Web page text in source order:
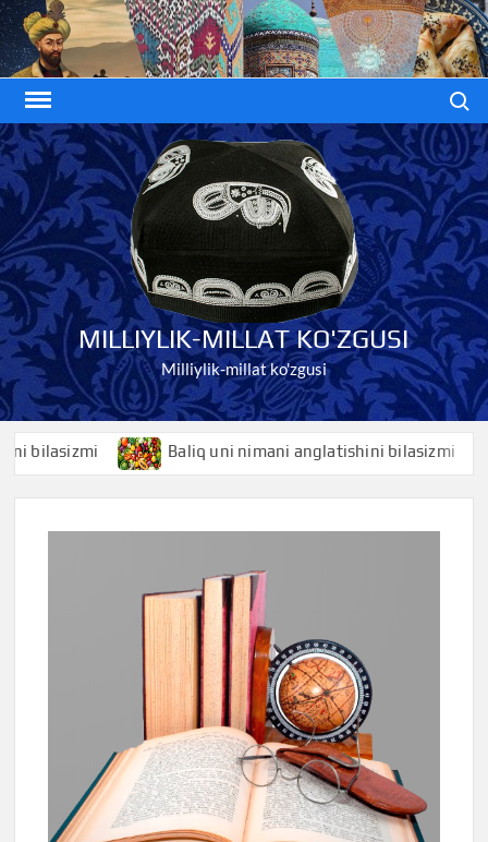
Skip
to
content
MILLIYLIK-MILLAT KO'ZGUSI
Milliylik-millat ko'zgusi
Baliq uni nimani anglatishini bilasizmi